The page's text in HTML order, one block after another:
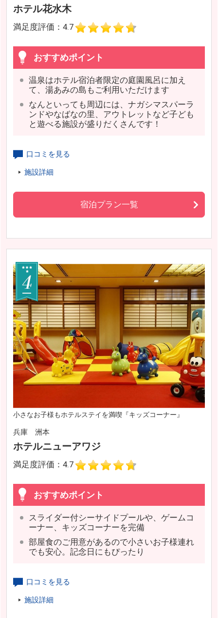
ホテル花水木
満足度評価：4.7
おすすめポイント
温泉はホテル宿泊者限定の庭園風呂に加え
て、湯あみの島もご利用いただけます
なんといっても周辺には、ナガシマスパーラ
ンドやなばなの里、アウトレットなど子ども
と遊べる施設が盛りだくさんです！
口コミを見る
施設詳細
宿泊プラン一覧
小さなお子様もホテルステイを満喫『キッズコーナー』
兵庫 洲本
ホテルニューアワジ
満足度評価：4.7
おすすめポイント
スライダー付シーサイドプールや、ゲームコ
ーナー、キッズコーナーを完備
部屋食のご用意があるので小さいお子様連れ
でも安心。記念日にもぴったり
口コミを見る
施設詳細